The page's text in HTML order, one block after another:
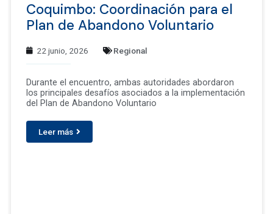
Coquimbo: Coordinación para el
Plan de Abandono Voluntario
22 junio, 2026 Regional
Durante el encuentro, ambas autoridades abordaron
los principales desafíos asociados a la implementación
del Plan de Abandono Voluntario
Leer más